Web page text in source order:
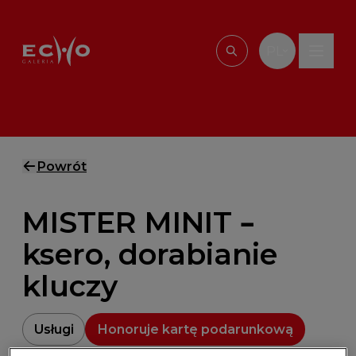
Wpisz, czego
Powrót
MISTER MINIT –
ksero, dorabianie
kluczy
Usługi Honoruje kartę podarunkową